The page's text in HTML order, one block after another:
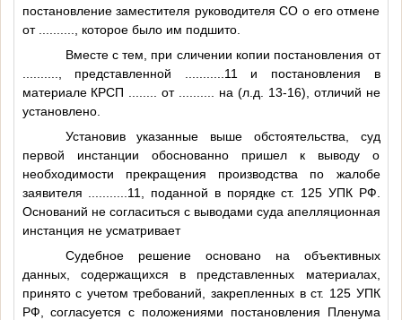
постановление заместителя руководителя СО о его отмене
от
, которое было им подшито.
Вместе с тем, при сличении копии постановления от
, представленной ...........11
и постановления в
материале КРСП
от
на (л.д. 13-16), отличий не
установлено.
Установив указанные выше обстоятельства, суд
первой инстанции обоснованно пришел к выводу о
необходимости прекращения производства по жалобе
заявителя
...........11
, поданной в порядке ст. 125 УПК РФ.
Оснований не согласиться с выводами суда апелляционная
инстанция не усматривает
Судебное решение основано на объективных
данных, содержащихся в представленных материалах,
принято с учетом требований, закрепленных в ст. 125 УПК
РФ, согласуется с положениями постановления Пленума